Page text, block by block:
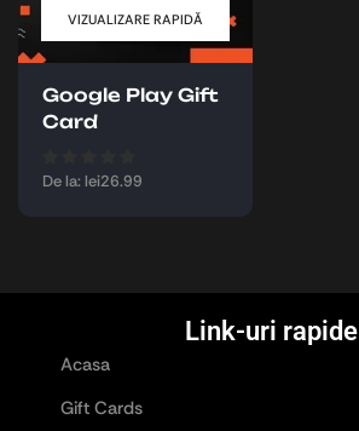
VIZUALIZARE RAPIDĂ
Google Play Gift
Card
De la: lei26.99
Link-uri rapide
Acasa
Gift Cards